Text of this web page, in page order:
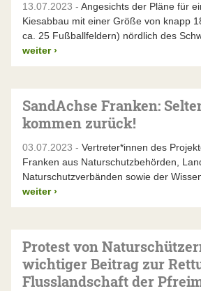
13.07.2023 - Angesichts der Pläne für
Kiesabbau mit einer Größe von knapp
ca. 25 Fußballfeldern) nördlich des
weiter ›
SandAchse Franken:
kommen zurück!
03.07.2023 - Vertreter*innen des
Franken aus Naturschutzbehörden,
Naturschutzverbänden sowie der
weiter ›
Protest von
wichtiger Beitrag zur
Flusslandschaft der